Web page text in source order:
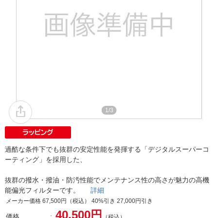
1/3
過酷な条件下でも抜群の安定性能を発揮する「デジタルスーパーコ
ーティング」を採用した、
抜群の撥水・撥油・防汚性能でメンテナンス性の高さが魅力の高機
能偏光フィルターです。 詳細
メーカー価格 67,500円（税込） 40%引き 27,000円引き
価格 40,500円